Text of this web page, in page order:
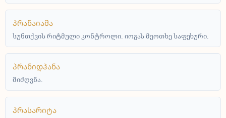
პრანაიამა
სუნთქვის რიტმული კონტროლი. იოგას მეოთხე საფეხური.
პრანიდჰანა
მიძღვნა.
პრასარიტა